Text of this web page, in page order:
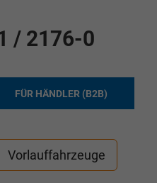
/ 2176-0
FÜR HÄNDLER (B2B)
Vorlauffahrzeuge